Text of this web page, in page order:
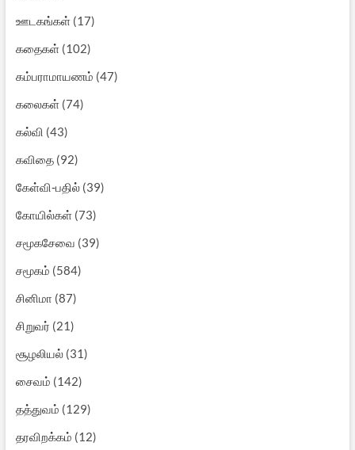
ஊடகங்கள்(17)
கதைகள்(102)
கம்பராமாயணம் (47)
கலைகள்(74)
கல்வி (43)
கவிதை(92)
கேள்வி-பதில்(39)
கோயில்கள்(73)
சமூகசேவை (39)
சமூகம் (584)
சினிமா (87)
சிறுவர் (21)
சூழலியல்(31)
சைவம் (142)
தத்துவம் (129)
தரவிறக்கம் (12)